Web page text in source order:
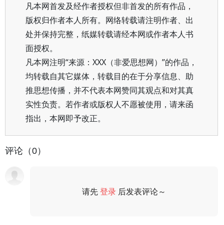
凡本网首发及经作者授权但非首发的所有作品，
版权归作者本人所有。网络转载请注明作者、出
处并保持完整，纸媒转载请经本网或作者本人书
面授权。
凡本网注明“来源：XXX（非爱思想网）”的作品，
均转载自其它媒体，转载目的在于分享信息、助
推思想传播，并不代表本网赞同其观点和对其真
实性负责。若作者或版权人不愿被使用，请来函
指出，本网即予改正。
评论（0）
请先登录 后发表评论～